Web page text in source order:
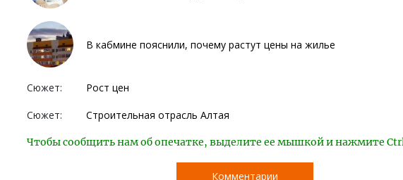
В кабмине пояснили, почему растут цены на жилье
Сюжет: Рост цен
Сюжет: Строительная отрасль Алтая
Чтобы сообщить нам об опечатке, выделите ее мышкой и нажмите
Комментарии